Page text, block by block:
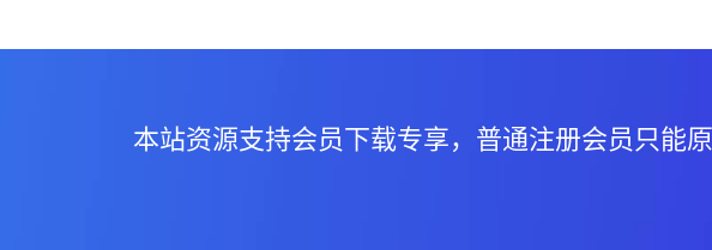
本站资源支持会员下载专享，普通注册会员只能